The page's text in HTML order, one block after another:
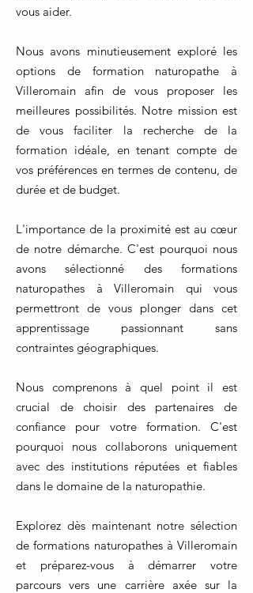
vous aider.
Nous avons minutieusement exploré les
options de formation naturopathe à
Villeromain afin de vous proposer les
meilleures possibilités. Notre mission est
de vous faciliter la recherche de la
formation idéale, en tenant compte de
vos préférences en termes de contenu, de
durée et de budget.
L'importance de la proximité est au cœur
de notre démarche. C'est pourquoi nous
avons sélectionné des formations
naturopathes à Villeromain qui vous
permettront de vous plonger dans cet
apprentissage passionnant sans
contraintes géographiques.
Nous comprenons à quel point il est
crucial de choisir des partenaires de
confiance pour votre formation. C'est
pourquoi nous collaborons uniquement
avec des institutions réputées et fiables
dans le domaine de la naturopathie.
Explorez dès maintenant notre sélection
de formations naturopathes à Villeromain
et préparez-vous à démarrer votre
parcours vers une carrière axée sur la